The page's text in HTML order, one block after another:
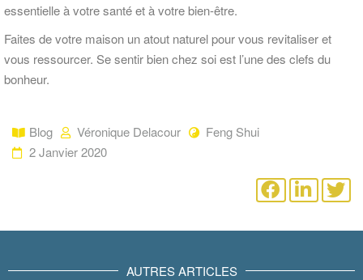
essentielle à votre santé et à votre bien-être.
Faites de votre maison un atout naturel pour vous revitaliser et
vous ressourcer. Se sentir bien chez soi est l’une des clefs du
bonheur.
Blog Véronique Delacour
Feng Shui
2 Janvier 2020
AUTRES ARTICLES